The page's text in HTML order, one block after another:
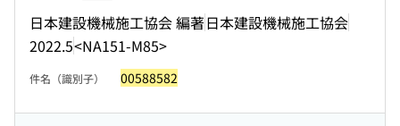
日本建設機械施工協会 編著日本建設機械施工協会
2022.5<NA151-M85>
件名（識別子） 00588582